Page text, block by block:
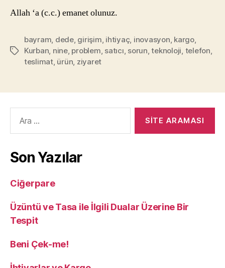
Allah ‘a (c.c.) emanet olunuz.
Etiketler
bayram, dede, girişim, ihtiyaç, inovasyon, kargo,
Kurban, nine, problem, satıcı, sorun,teknoloji, telefon,
teslimat, ürün, ziyaret
yap:
Son Yazılar
Ciğerpare
Üzüntü ve Tasa ile İlgili Dualar Üzerine Bir
Tespit
Beni Çek-me!